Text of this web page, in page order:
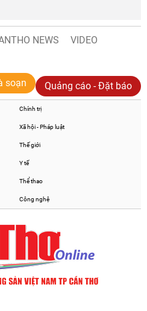
NEWS
VIDEO
soạn Quảng cáo - Đặt báo
Chính trị
Xã hội - Pháp luật
Thế giới
Y tế
Thể thao
Công nghệ